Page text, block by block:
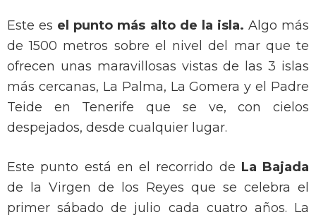
Este es el punto más alto de la isla. Algo más
de 1500 metros sobre el nivel del mar que te
ofrecen unas maravillosas vistas de las 3 islas
más cercanas, La Palma, La Gomera y el Padre
Teide en Tenerife que se ve, con cielos
despejados, desde cualquier lugar.
Este punto está en el recorrido de La Bajada
de la Virgen de los Reyes que se celebra el
primer sábado de julio cada cuatro años. La